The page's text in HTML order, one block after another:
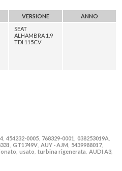
VERSIONE
ANNO
SEAT
ALHAMBRA 1.9
TDI 115CV
454232-0005 768329-0001 038253019A
GT1749V AUY - AJM 5439988017,
usato turbina rigenerata AUDI A3